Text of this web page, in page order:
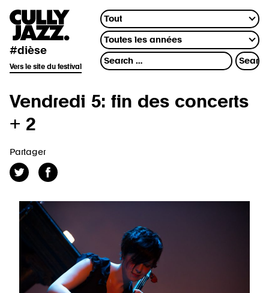
#dièse
Vers le site du festival
Vendredi 5: fin des concerts
+ 2
Partager